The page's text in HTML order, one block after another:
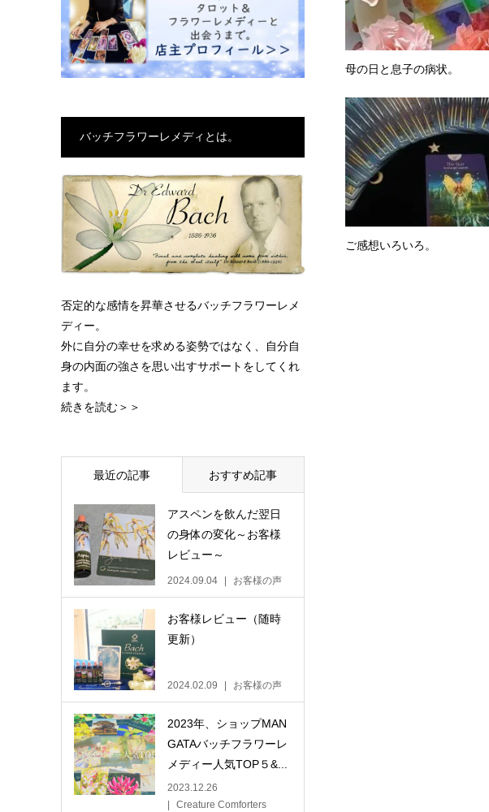
母の日と息子の病状。
ご感想いろいろ。
バッチフラワーレメディとは。
否定的な感情を昇華させるバッチフラワーレメ
ディー。
外に自分の幸せを求める姿勢ではなく、自分自
身の内面の強さを思い出すサポートをしてくれ
ます。
続きを読む＞＞
最近の記事 おすすめ記事
アスペンを飲んだ翌日
の身体の変化～お客様
レビュー～
2024.09.04 お客様の声
お客様レビュー（随時
更新）
2024.02.09 お客様の声
2023年、ショップMAN
GATAバッチフラワーレ
メディー人気TOP５&...
2023.12.26
Creature Comforters